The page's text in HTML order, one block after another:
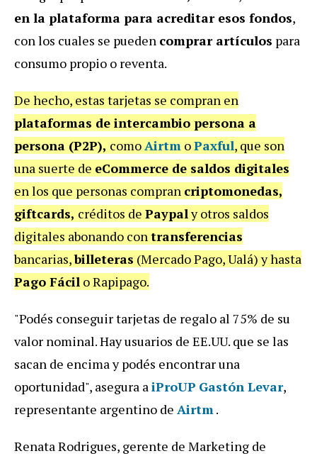
en la plataforma para acreditar esos fondos,
con los cuales se pueden comprar artículos para
consumo propio o reventa.
De hecho, estas tarjetas se compran en
plataformas de intercambio persona a
persona (P2P), comoAirtm oPaxful, que son
una suerte de eCommerce de saldos digitales
en los que personas compran criptomonedas,
giftcards, créditos de Paypaly otros saldos
digitales abonando contransferencias
bancarias,billeteras (Mercado Pago, Ualá) y hasta
Pago Fácil o Rapipago.
"Podés conseguir tarjetas de regalo al 75% de su
valor nominal. Hay usuarios de EE.UU. que se las
sacan de encima y podés encontrar una
oportunidad", asegura aiProUP Gastón Levar,
representante argentino de Airtm.
Renata Rodrigues, gerente de Marketing de